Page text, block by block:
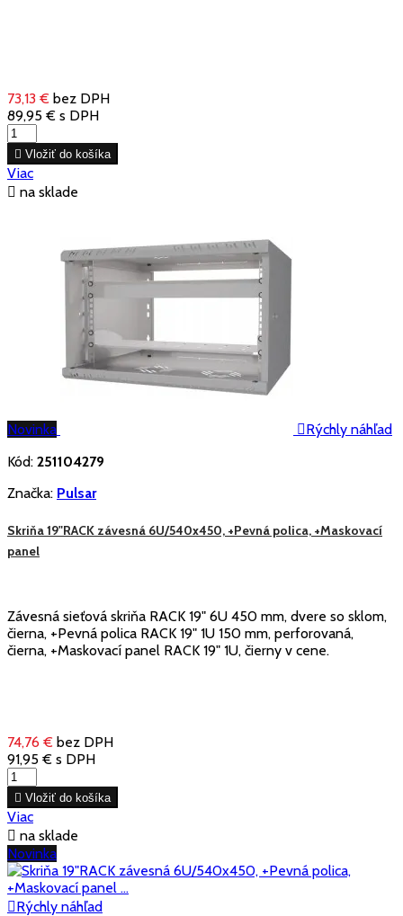
73,13 € bez DPH
89,95 € s DPH
 Vložiť do košíka
Viac
 na sklade
Novinka Rýchly náhľad
Kód: 251104279
Značka: Pulsar
Skriňa 19"RACK závesná 6U/540x450, +Pevná polica, +Maskovací
panel
Závesná sieťová skriňa RACK 19" 6U 450 mm, dvere so sklom,
čierna, +Pevná polica RACK 19" 1U 150 mm, perforovaná,
čierna, +Maskovací panel RACK 19" 1U, čierny v cene.
74,76 € bez DPH
91,95 € s DPH
 Vložiť do košíka
Viac
 na sklade
Novinka
Rýchly náhľad